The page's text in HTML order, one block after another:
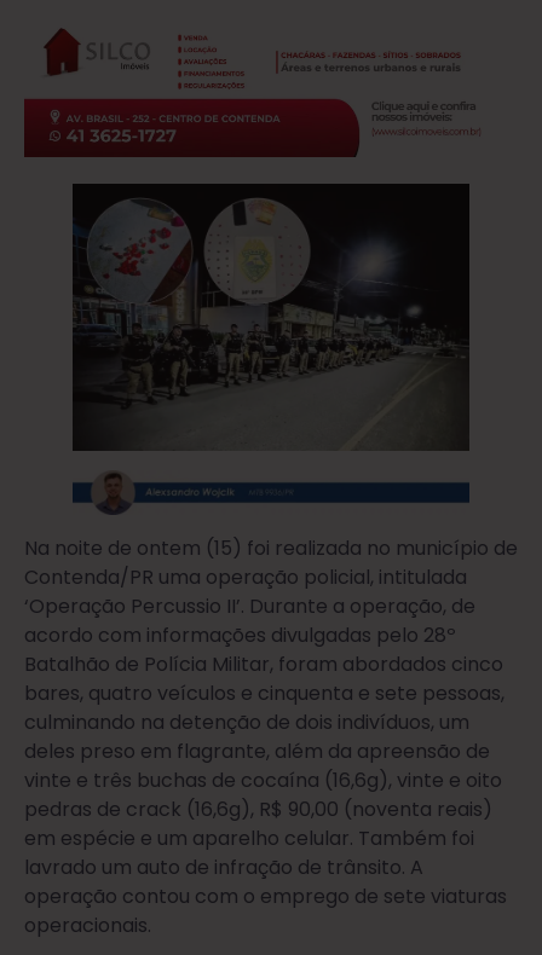
Na noite de ontem (15) foi realizada no município de
Contenda/PR uma operação policial, intitulada
‘Operação Percussio II’. Durante a operação, de
acordo com informações divulgadas pelo 28º
Batalhão de Polícia Militar, foram abordados cinco
bares, quatro veículos e cinquenta e sete pessoas,
culminando na detenção de dois indivíduos, um
deles preso em flagrante, além da apreensão de
vinte e três buchas de cocaína (16,6g), vinte e oito
pedras de crack (16,6g), R$ 90,00 (noventa reais)
em espécie e um aparelho celular. Também foi
lavrado um auto de infração de trânsito. A
operação contou com o emprego de sete viaturas
operacionais.